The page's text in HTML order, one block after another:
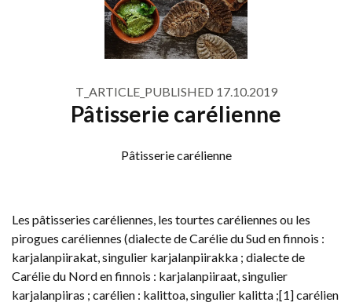
T_ARTICLE_PUBLISHED 17.10.2019
Pâtisserie carélienne
Pâtisserie carélienne
Les pâtisseries caréliennes, les tourtes caréliennes ou les
pirogues caréliennes (dialecte de Carélie du Sud en finnois :
karjalanpiirakat, singulier karjalanpiirakka ; dialecte de
Carélie du Nord en finnois : karjalanpiiraat, singulier
karjalanpiiras ; carélien : kalittoa, singulier kalitta ;[1] carélien